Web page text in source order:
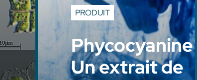
PRODUIT
Phycocyanine
Un extrait de